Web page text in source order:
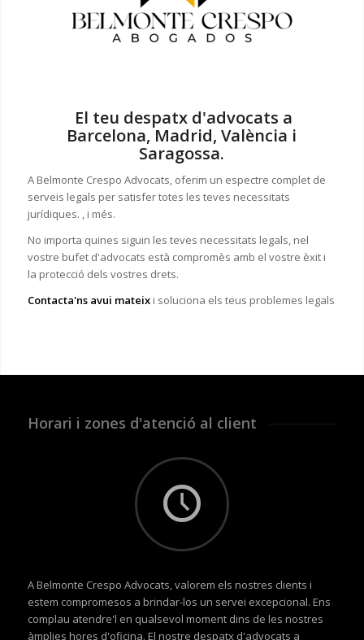
El teu despatx d'advocats a
Barcelona, Madrid, València i
Saragossa.
A Belmonte Crespo Advocats, oferim un espectre complet de
serveis legals per satisfer totes les teves necessitats
jurídiques. , i més.
No importa quines siguin les teves necessitats legals, nel
vostre bufet d'advocats està compromès amb el vostre èxit i
la protecció dels vostres drets.
Contacta'ns avui mateix i soluciona els teus problemes legals
Horari i zones d'atenció al client
A Belmonte Crespo Advocats, valorem els nostres clients i
estem compromesos a brindar-los un servei excepcional. Ens
complau atendre'l en qualsevol moment dins de les nostres
àmplies hores d'oficina. El nostre despatx d'advocats a